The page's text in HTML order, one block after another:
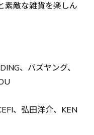
素敵な雑貨を楽しん
、バズヤング、
、弘田洋介、KEN